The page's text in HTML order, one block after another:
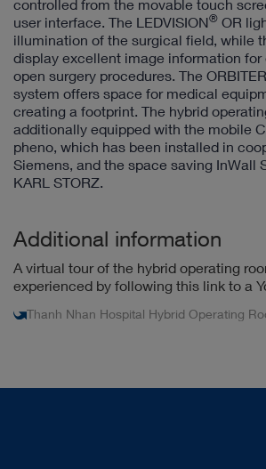
controlled from the movable touch
user interface. The LEDVISION® OR
illumination of the surgical field, while
display excellent image information
open surgery procedures. The ORBITER
system offers space for medical
creating a footprint. The hybrid
additionally equipped with the mobile
pheno, which has been installed in
Siemens, and the space saving InWall
KARL STORZ.
Additional information
A virtual tour of the hybrid operating
experienced by following this link to a
Thanh Nhan Hospital Hybrid Operating